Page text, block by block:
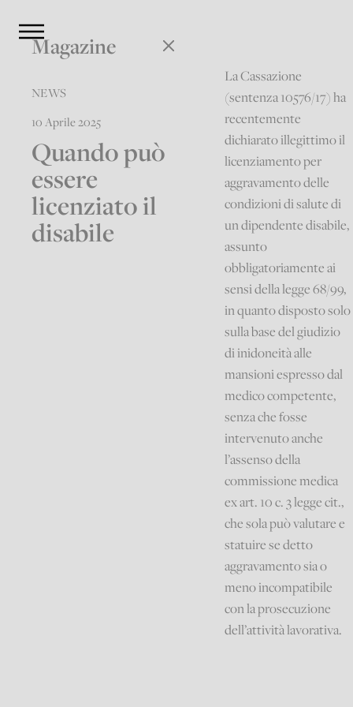
Magazine
NEWS
10 Aprile 2025
Quando può
essere
licenziato il
disabile
La Cassazione
(sentenza 10576/17) ha
recentemente
dichiarato illegittimo il
licenziamento per
aggravamento delle
condizioni di salute di
un dipendente disabile,
assunto
obbligatoriamente ai
sensi della legge 68/99,
in quanto disposto solo
sulla base del giudizio
di inidoneità alle
mansioni espresso dal
medico competente,
senza che fosse
intervenuto anche
l’assenso della
commissione medica
ex art. 10 c. 3 legge cit.,
che sola può valutare e
statuire se detto
aggravamento sia o
meno incompatibile
con la prosecuzione
dell’attività lavorativa.